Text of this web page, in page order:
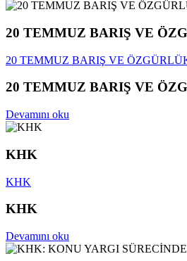
20 TEMMUZ BARIŞ VE
20 TEMMUZ BARIŞ VE
20 TEMMUZ BARIŞ VE
Devamını oku
KHK
KHK
KHK
Devamını oku